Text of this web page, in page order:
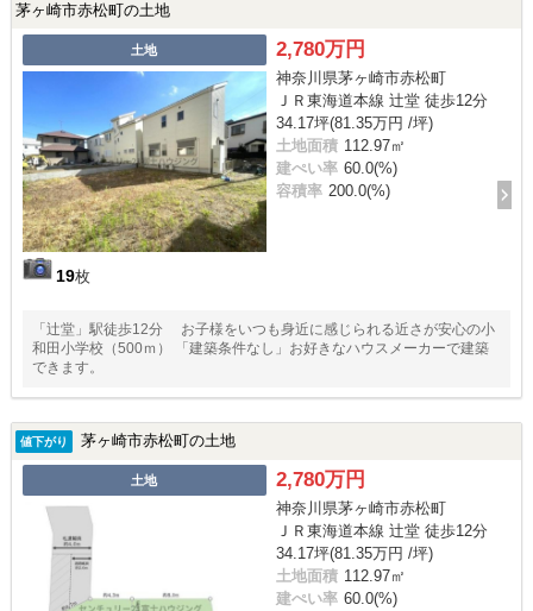
茅ヶ崎市赤松町の土地
土地
19枚
2,780万円
神奈川県茅ヶ崎市赤松町
ＪＲ東海道本線 辻堂 徒歩12分
34.17坪(81.35万円 /坪)
土地面積 112.97㎡
建ぺい率 60.0(%)
容積率 200.0(%)
「辻堂」駅徒歩12分 お子様をいつも身近に感じられる近さが安心の小
和田小学校（500ｍ） 「建築条件なし」お好きなハウスメーカーで建築
できます。
値下がり 茅ヶ崎市赤松町の土地
土地 2,780万円
神奈川県茅ヶ崎市赤松町
ＪＲ東海道本線 辻堂 徒歩12分
34.17坪(81.35万円 /坪)
土地面積 112.97㎡
建ぺい率 60.0(%)